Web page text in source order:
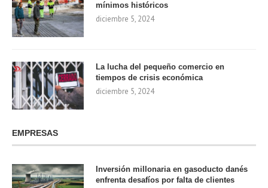
mínimos históricos
diciembre 5, 2024
La lucha del pequeño comercio en
tiempos de crisis económica
diciembre 5, 2024
EMPRESAS
Inversión millonaria en gasoducto danés
enfrenta desafíos por falta de clientes